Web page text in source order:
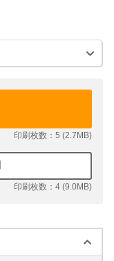
印刷枚数：5 (2.7MB)
印刷枚数：4 (9.0MB)